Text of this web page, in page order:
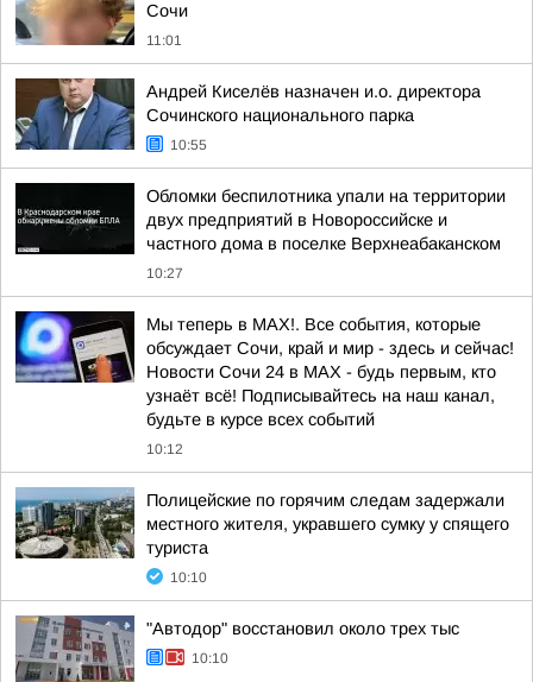
Сочи
11:01
Андрей Киселёв назначен и.о. директора
Сочинского национального парка
10:55
Обломки беспилотника упали на территории
двух предприятий в Новороссийске и
частного дома в поселке Верхнеабаканском
10:27
Мы теперь в MAX!. Все события, которые
обсуждает Сочи, край и мир - здесь и сейчас!
Новости Сочи 24 в MAX - будь первым, кто
узнаёт всё! Подписывайтесь на наш канал,
будьте в курсе всех событий
10:12
Полицейские по горячим следам задержали
местного жителя, укравшего сумку у спящего
туриста
10:10
"Автодор" восстановил около трех тыс
10:10